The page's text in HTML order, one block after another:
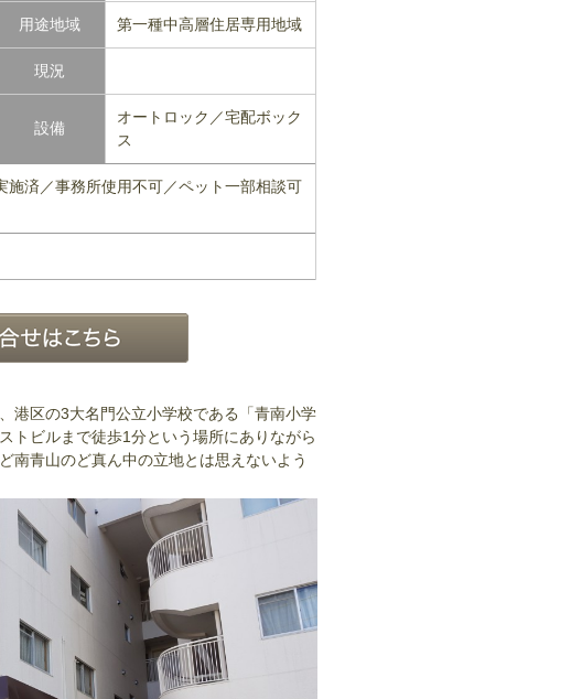
用途地域 第一種中高層住居専用地域
現況
設備
オートロック／宅配ボック
ス
施済／事務所使用不可／ペット一部相談可
港区の3大名門公立小学校である「青南小学
トビルまで徒歩1分という場所にありながら
南青山のど真ん中の立地とは思えないよう